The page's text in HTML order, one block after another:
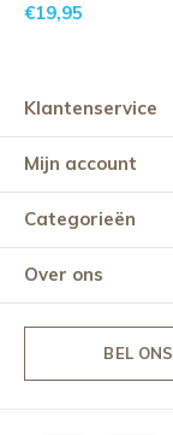
€19,95
Klantenservice
Mijn account
Categorieën
Over ons
BEL ONS